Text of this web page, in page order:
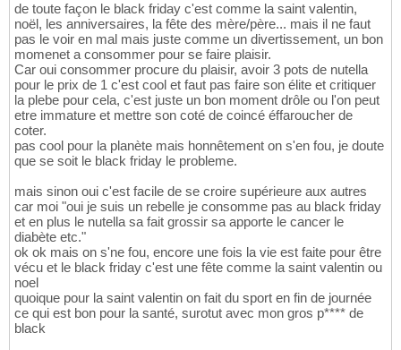
de toute façon le black friday c'est comme la saint valentin,
noël, les anniversaires, la fête des mère/père... mais il ne faut
pas le voir en mal mais juste comme un divertissement, un bon
momenet a consommer pour se faire plaisir.
Car oui consommer procure du plaisir, avoir 3 pots de nutella
pour le prix de 1 c'est cool et faut pas faire son élite et critiquer
la plebe pour cela, c'est juste un bon moment drôle ou l'on peut
etre immature et mettre son coté de coincé éffaroucher de
coter.
pas cool pour la planète mais honnêtement on s'en fou, je doute
que se soit le black friday le probleme.
mais sinon oui c'est facile de se croire supérieure aux autres
car moi "oui je suis un rebelle je consomme pas au black friday
et en plus le nutella sa fait grossir sa apporte le cancer le
diabète etc."
ok ok mais on s'ne fou, encore une fois la vie est faite pour être
vécu et le black friday c'est une fête comme la saint valentin ou
noel
quoique pour la saint valentin on fait du sport en fin de journée
ce qui est bon pour la santé, surotut avec mon gros p**** de
black